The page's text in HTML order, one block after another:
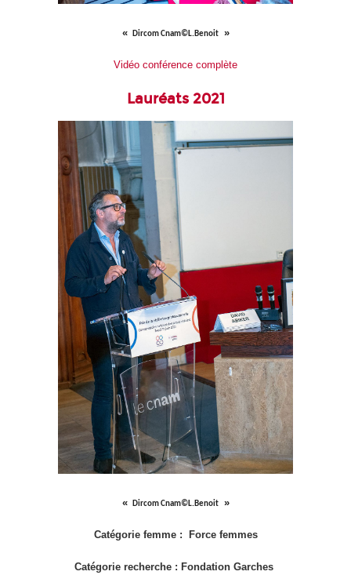
Dircom Cnam©L.Benoit
Vidéo conférence complète
Lauréats 2021
Dircom Cnam©L.Benoit
Catégorie femme : Force femmes
Catégorie recherche : Fondation Garches